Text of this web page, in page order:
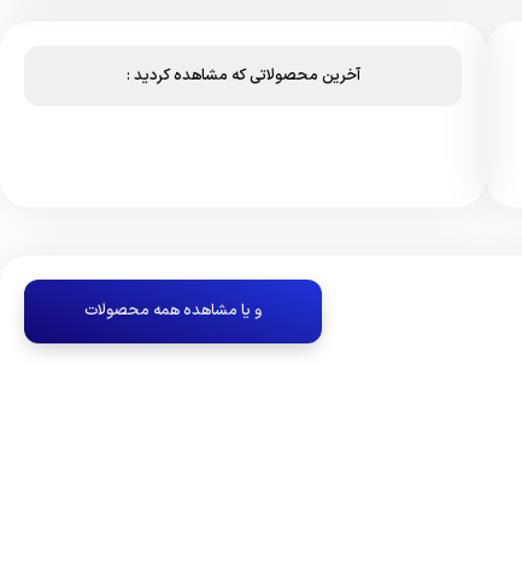
آخرین محصولاتی که مشاهده کردید :
و یا مشاهده همه محصولات